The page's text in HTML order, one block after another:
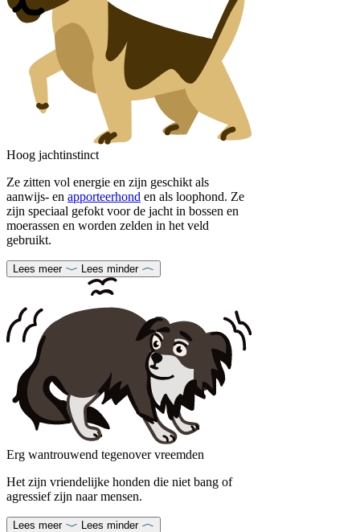
Hoog jachtinstinct
Ze zitten vol energie en zijn geschikt als
aanwijs- en apporteerhond en als loophond. Ze
zijn speciaal gefokt voor de jacht in bossen en
moerassen en worden zelden in het veld
gebruikt.
Lees meer Lees minder
Erg wantrouwend tegenover vreemden
Het zijn vriendelijke honden die niet bang of
agressief zijn naar mensen.
Lees meer Lees minder